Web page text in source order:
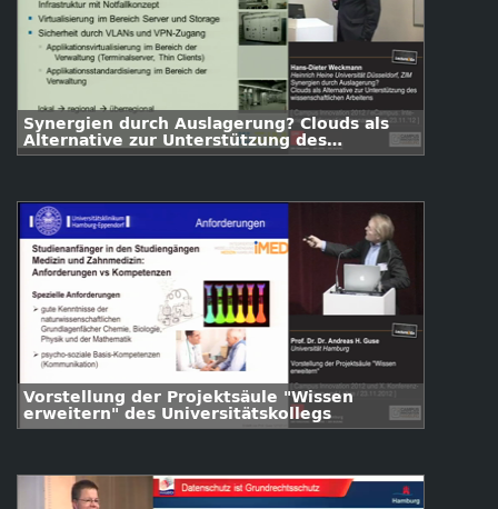
Synergien durch Auslagerung? Clouds als
Alternative zur Unterstützung des
wissenschaftlichen Arbeitens
Vorstellung der Projektsäule "Wissen
erweitern" des Universitätskollegs